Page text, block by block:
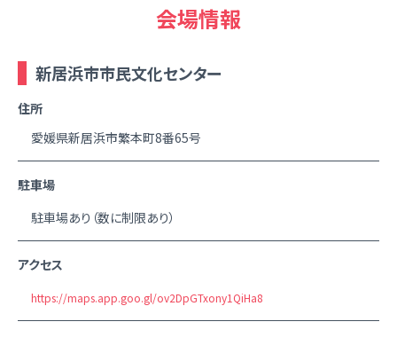
会場情報
新居浜市市民文化センター
住所
愛媛県新居浜市繁本町8番65号
駐車場
駐車場あり（数に制限あり）
アクセス
https://maps.app.goo.gl/ov2DpGTxony1QiHa8